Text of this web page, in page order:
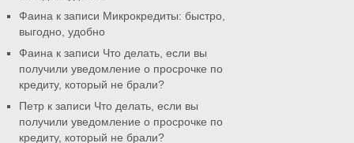
Фаинак записи Микрокредиты: быстро,
выгодно, удобно
Фаинак записи Что делать, если вы
получили уведомление о просрочке по
кредиту, который не брали?
Петрк записи Что делать, если вы
получили уведомление о просрочке по
кредиту, который не брали?